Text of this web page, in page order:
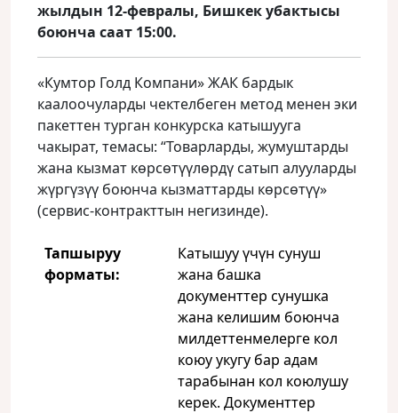
жылдын 12-февралы, Бишкек убактысы
боюнча саат 15:00.
«Кумтор Голд Компани» ЖАК бардык
каалоочуларды чектелбеген метод менен эки
пакеттен турган конкурска катышууга
чакырат, темасы: “Товарларды, жумуштарды
жана кызмат көрсөтүүлөрдү сатып алууларды
жүргүзүү боюнча кызматтарды көрсөтүү»
(сервис-контракттын негизинде).
Тапшыруу
форматы:
Катышуу үчүн сунуш
жана башка
документтер сунушка
жана келишим боюнча
милдеттенмелерге кол
коюу укугу бар адам
тарабынан кол коюлушу
керек. Документтер